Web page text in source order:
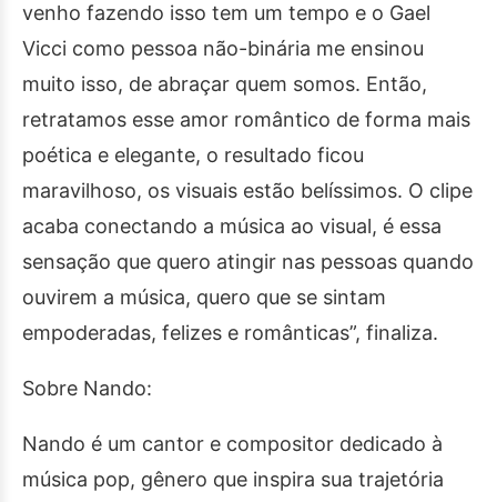
venho fazendo isso tem um tempo e o Gael
Vicci como pessoa não-binária me ensinou
muito isso, de abraçar quem somos. Então,
retratamos esse amor romântico de forma mais
poética e elegante, o resultado ficou
maravilhoso, os visuais estão belíssimos. O clipe
acaba conectando a música ao visual, é essa
sensação que quero atingir nas pessoas quando
ouvirem a música, quero que se sintam
empoderadas, felizes e românticas”, finaliza.
Sobre Nando:
Nando é um cantor e compositor dedicado à
música pop, gênero que inspira sua trajetória